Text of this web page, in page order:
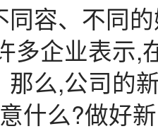
同容、不同
多企业表示,
么,公司的
什么?做好